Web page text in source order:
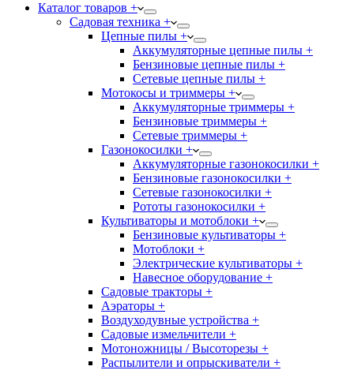
Каталог товаров +
Садовая техника +
Цепные пилы +
Аккумуляторные цепные пилы +
Бензиновые цепные пилы +
Сетевые цепные пилы +
Мотокосы и триммеры +
Аккумуляторные триммеры +
Бензиновые триммеры +
Сетевые триммеры +
Газонокосилки +
Аккумуляторные газонокосилки +
Бензиновые газонокосилки +
Сетевые газонокосилки +
Рототы газонокосилки +
Культиваторы и мотоблоки +
Бензиновые культиваторы +
Мотоблоки +
Электрические культиваторы +
Навесное оборудование +
Садовые тракторы +
Аэраторы +
Воздуходувные устройства +
Садовые измельчители +
Мотоножницы / Высоторезы +
Распылители и опрыскиватели +